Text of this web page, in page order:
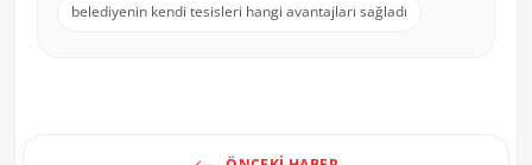
belediyenin kendi tesisleri hangi avantajları sağladı